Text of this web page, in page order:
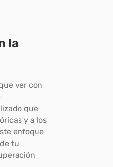
la
ver con
que
y a los
enfoque
tu